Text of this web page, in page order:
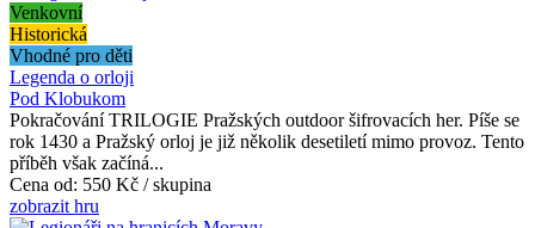
Venkovní
Historická
Vhodné pro děti
Legenda o orloji
Pod Klobukom
Pokračování TRILOGIE Pražských outdoor šifrovacích her. Píše se
rok 1430 a Pražský orloj je již několik desetiletí mimo provoz. Tento
příběh však začíná...
Cena od: 550 Kč / skupina
zobrazit hru